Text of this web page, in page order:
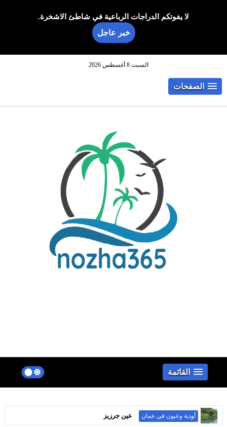
لا يفوتكم الدراجات الرباعية في شاطئ الاشخرة.
خبر عاجل
السبت 8 أغسطس 2026
الصفحات
القائمة
أودية وعيون في عمان عين جرزيز